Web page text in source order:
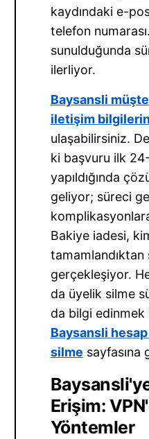
kaydındaki e-
telefon
sunulduğunda
ilerliyor.
Baysansli
iletişim
ulaşabilirsiniz.
ki başvuru ilk
yapıldığında
geliyor; süreci
Bakiye iadesi,
gerçekleşiyor.
da üyelik silme
da bilgi edinmek
Baysansli
silme sayfasına
Erişim:
Yöntemler